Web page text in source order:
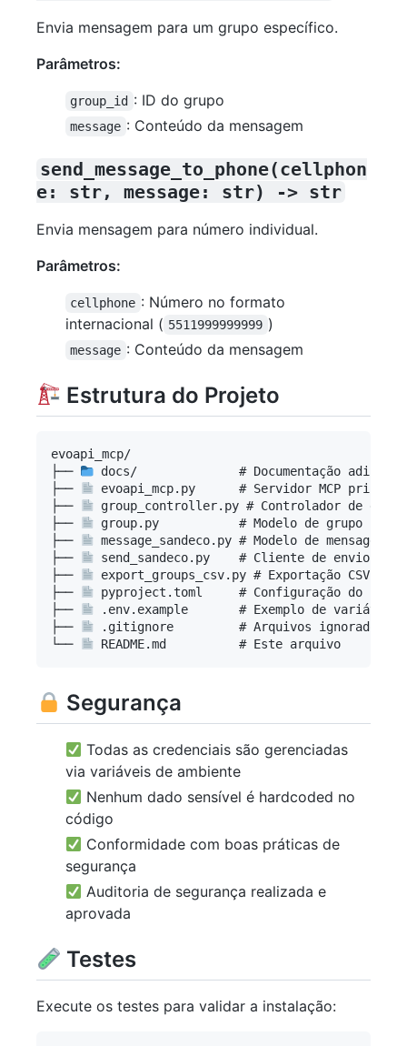
Envia mensagem para um grupo específico.
Parâmetros:
group_id : ID do grupo
message : Conteúdo da mensagem
send_message_to_phone(cellphon
e: str, message: str) -> str
Envia mensagem para número individual.
Parâmetros:
cellphone : Número no formato
internacional ( 5511999999999 )
message : Conteúdo da mensagem
Estrutura do Projeto
evoapi_mcp/
├──
docs/              # Documentação
├──
evoapi_mcp.py      # Servidor MCP
├──
group_controller.py # Controlador de
├──
group.py           # Modelo de grupo
├──
message_sandeco.py # Modelo de mensagem
├──
send_sandeco.py    # Cliente de envio
├──
export_groups_csv.py # Exportação CSV
├──
pyproject.toml     # Configuração do
├──
.env.example       # Exemplo de variáveis
├──
.gitignore         # Arquivos ignorados
└──
Segurança
Todas as credenciais são gerenciadas
via variáveis de ambiente
Nenhum dado sensível é hardcoded no
código
Conformidade com boas práticas de
segurança
Auditoria de segurança realizada e
aprovada
Testes
Execute os testes para validar a instalação: